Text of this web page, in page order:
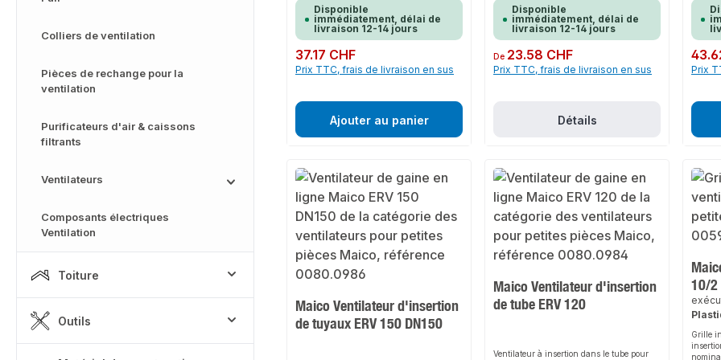
Colliers de ventilation
Pièces de rechange pour la
ventilation
Purificateurs d'air & caissons
filtrants
Ventilateurs
Composants électriques
Ventilation
Toiture
Outils
Description du produitPlatine avec
couvercle électronique comme pièce de
rechange pour les ventilateurs pour petites
pièces ECA 100 ipro et ECA 100 ipro K.Pour
les versions standard.
Disponible
immédiatement, délai de
livraison 12-14 jours
Prix régulier :
37.17 CHF
Prix TTC, frais de livraison en sus
Ajouter au panier
pièce de rechange pour différents
ventilateurs pour petites pièces du groupe
ECA 100 ipro dans les versions standard,
récepteur radio, temporisation à
l'enclenchement et temporisation au
déclenchement réglables, diffuseurs d'air
extérieur ALD 125../ALD 160.., vanne
Disponible
immédiatement, délai de
livraison 12-14 jours
Prix régulier :
De 23.58 CHF
Prix TTC, frais de livraison en sus
Détails
pièce
ECA
Prix
Prix
Maico Ventilateur d'insertion
de tuyaux ERV 150 DN150
Maico Ventilateur d'insertion
de tube ERV 120
Ventilateur à insertion dans le tube pour
10/2
Grille